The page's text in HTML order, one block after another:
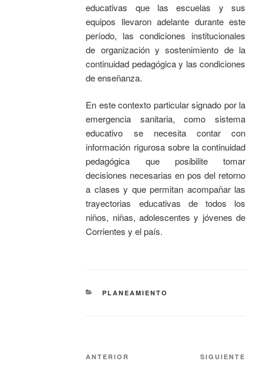
educativas que las escuelas y sus
equipos llevaron adelante durante este
período, las condiciones institucionales
de organización y sostenimiento de la
continuidad pedagógica y las condiciones
de enseñanza.
En este contexto particular signado por la
emergencia sanitaria, como sistema
educativo se necesita contar con
información rigurosa sobre la continuidad
pedagógica que posibilite tomar
decisiones necesarias en pos del retorno
a clases y que permitan acompañar las
trayectorias educativas de todos los
niños, niñas, adolescentes y jóvenes de
Corrientes y el país.
PLANEAMIENTO
ANTERIOR SIGUIENTE